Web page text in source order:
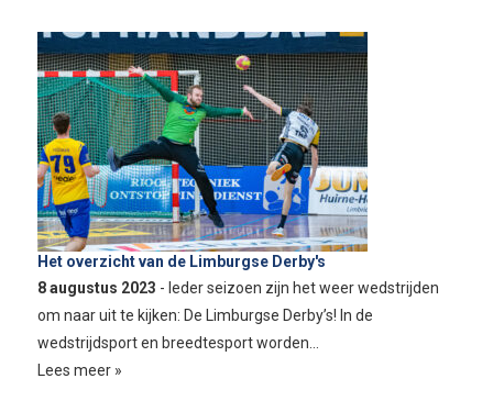
Het overzicht van de Limburgse Derby's
8 augustus 2023 - Ieder seizoen zijn het weer wedstrijden
om naar uit te kijken: De Limburgse Derby’s! In de
wedstrijdsport en breedtesport worden…
Lees meer »